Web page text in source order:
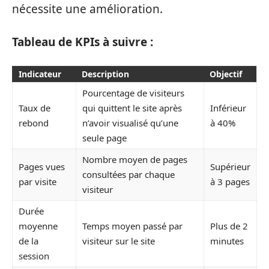
nécessite une amélioration.
Tableau de KPIs à suivre :
Indicateur Description Objectif
Taux de
rebond
Pourcentage de visiteurs
qui quittent le site après
n’avoir visualisé qu’une
seule page
Inférieur
à 40%
Pages vues
par visite
Nombre moyen de pages
consultées par chaque
visiteur
Supérieur
à 3 pages
Durée
moyenne
de la
session
Temps moyen passé par
visiteur sur le site
Plus de 2
minutes